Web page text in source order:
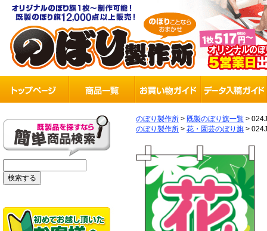
のぼり製作所 > 既製のぼり旗一覧 >
のぼり製作所 > 花・園芸のぼり旗 >